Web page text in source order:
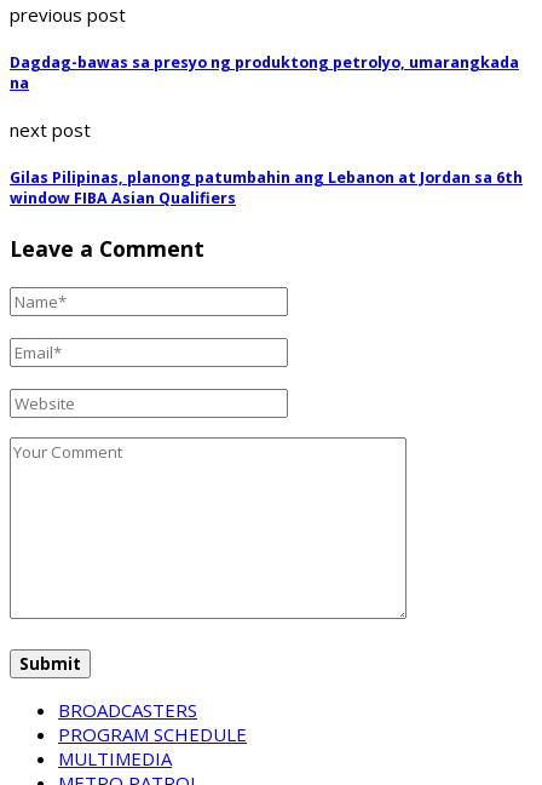
previous post
Dagdag-bawas sa presyo ng produktong petrolyo, umarangkada
na
next post
Gilas Pilipinas, planong patumbahin ang Lebanon at Jordan sa 6th
window FIBA Asian Qualifiers
Leave a Comment
BROADCASTERS
PROGRAM SCHEDULE
MULTIMEDIA